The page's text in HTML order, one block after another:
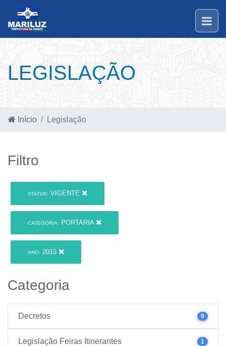
LEGISLAÇÃO
Início Legislação
Filtro
STATUS: VIGENTE
CATEGORIA: PORTARIA
ANO: 2015
Categoria
Decretos 9
Legislação Feiras Itinerantes 1